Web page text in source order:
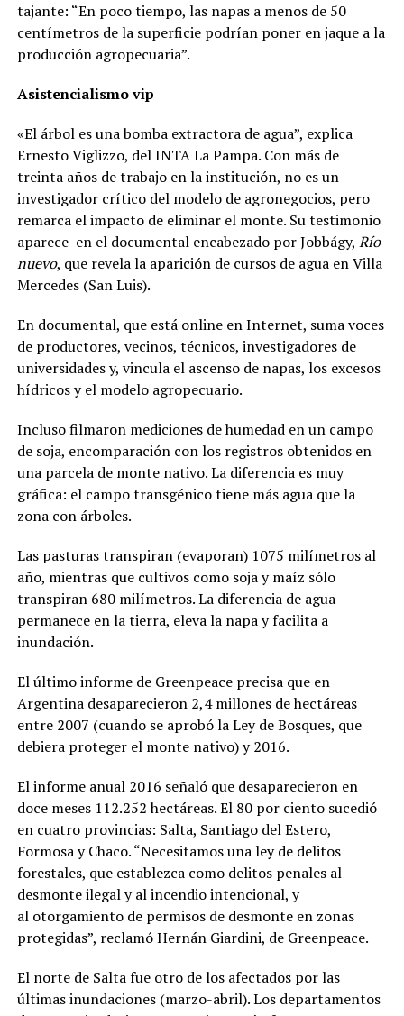
tajante: “En poco tiempo, las napas a menos de 50
centímetros de la superficie podrían poner en jaque a la
producción agropecuaria”.
Asistencialismo vip
«El árbol es una bomba extractora de agua”, explica
Ernesto Viglizzo, del INTA La Pampa. Con más de
treinta años de trabajo en la institución, no es un
investigador crítico del modelo de agronegocios, pero
remarca el impacto de eliminar el monte. Su testimonio
aparece en el documental encabezado por Jobbágy, Río
nuevo, que revela la aparición de cursos de agua en Villa
Mercedes (San Luis).
En documental, que está online en Internet, suma voces
de productores, vecinos, técnicos, investigadores de
universidades y, vincula el ascenso de napas, los excesos
hídricos y el modelo agropecuario.
Incluso filmaron mediciones de humedad en un campo
de soja, encomparación con los registros obtenidos en
una parcela de monte nativo. La diferencia es muy
gráfica: el campo transgénico tiene más agua que la
zona con árboles.
Las pasturas transpiran (evaporan) 1075 milímetros al
año, mientras que cultivos como soja y maíz sólo
transpiran 680 milímetros. La diferencia de agua
permanece en la tierra, eleva la napa y facilita a
inundación.
El último informe de Greenpeace precisa que en
Argentina desaparecieron 2,4 millones de hectáreas
entre 2007 (cuando se aprobó la Ley de Bosques, que
debiera proteger el monte nativo) y 2016.
El informe anual 2016 señaló que desaparecieron en
doce meses 112.252 hectáreas. El 80 por ciento sucedió
en cuatro provincias: Salta, Santiago del Estero,
Formosa y Chaco. “Necesitamos una ley de delitos
forestales, que establezca como delitos penales al
desmonte ilegal y al incendio intencional, y
al otorgamiento de permisos de desmonte en zonas
protegidas”, reclamó Hernán Giardini, de Greenpeace.
El norte de Salta fue otro de los afectados por las
últimas inundaciones (marzo-abril). Los departamentos